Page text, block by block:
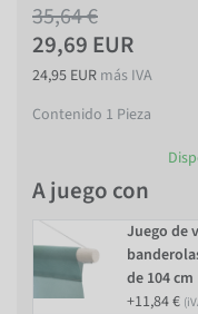
35,64 €
29,69 EUR
24,95 EUR más IVA
Contenido 1 Pieza
A juego con
Juego de
de 104 cm
+11,84 €